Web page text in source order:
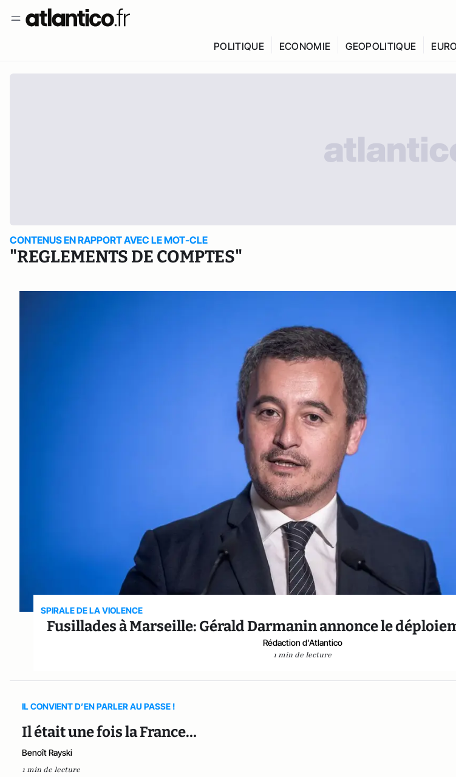
POLITIQUE ECONOMIE GEOPOLITIQUE
CONTENUS EN RAPPORT AVEC LE MOT-CLE
"REGLEMENTS DE COMPTES"
SPIRALE DE LA VIOLENCE
Fusillades à Marseille: Gérald Darmanin annonce le
Rédaction d'Atlantico
1 min de lecture
IL CONVIENT D’EN PARLER AU PASSE !
Il était une fois la France…
Benoît Rayski
1 min de lecture